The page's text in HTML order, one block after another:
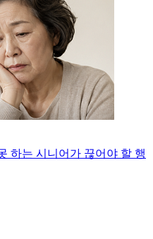
하는 시니어가 끊어야 할 행